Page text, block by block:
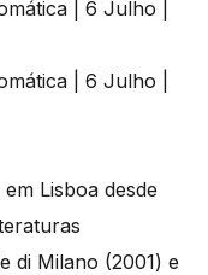
Lisboa desde
di Milano (2001) e